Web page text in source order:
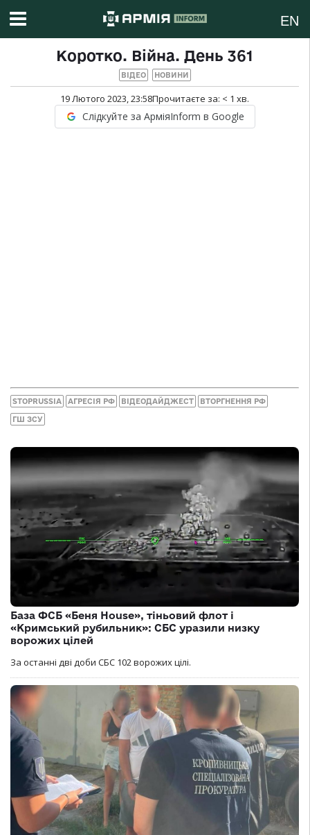
EN
Коротко. Війна. День 361
ВІДЕО НОВИНИ
19 Лютого 2023, 23:58Прочитаєте за: < 1 хв.
Слідкуйте за АрміяInform в Google
STOPRUSSIA АГРЕСІЯ РФ ВІДЕОДАЙДЖЕСТ ВТОРГНЕННЯ РФ
ГШ ЗСУ
База ФСБ «Беня House», тіньовий флот і
«Кримський рубильник»: СБС уразили низку
ворожих цілей
За останні дві доби СБС 102 ворожих цілі.